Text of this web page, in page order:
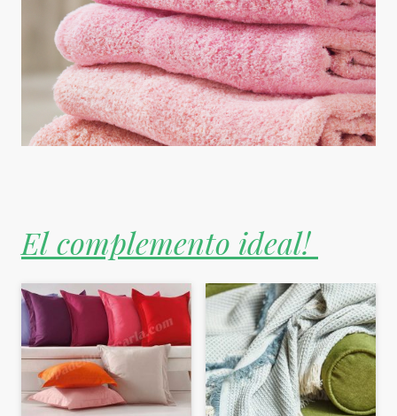
El complemento ideal!